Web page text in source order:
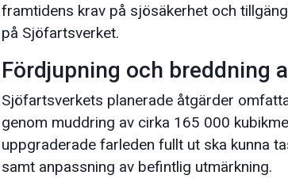
framtidens krav på sjösäkerhet och
på Sjöfartsverket.
Fördjupning och breddning
Sjöfartsverkets planerade åtgärder
genom muddring av cirka 165 000
uppgraderade farleden fullt ut ska kunna
samt anpassning av befintlig utmärkning.